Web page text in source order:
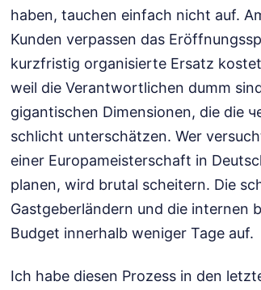
haben, tauchen einfach nicht auf.
Kunden verpassen das
kurzfristig organisierte Ersatz
weil die Verantwortlichen dumm
gigantischen Dimensionen, die die
schlicht unterschätzen. Wer
einer Europameisterschaft in
planen, wird brutal scheitern. Die
Gastgeberländern und die internen
Budget innerhalb weniger Tage auf.
Ich habe diesen Prozess in den